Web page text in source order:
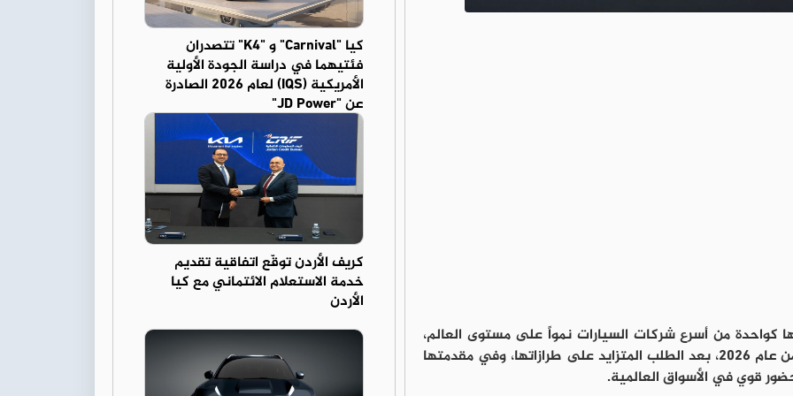
كواحدة من أسرع شركات السيارات نمواً على مستوى العالم،
بعدما حققت أداءً قياسياً خلال النصف الأول من عام 2026، بعد الطلب المتزايد على طرازاتها، وفي مقدمتها
قوي في الأسواق العالمية.
كيا "Carnival" و "K4" تتصدران
فئتيهما في دراسة الجودة الأولية
الأمريكية (IQS) لعام 2026 الصادرة
عن "JD Power"
كريف الأردن توقّع اتفاقية تقديم
خدمة الاستعلام الائتماني مع كيا
الأردن